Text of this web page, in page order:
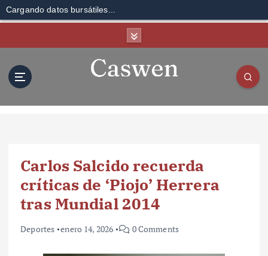
Cargando datos bursátiles...
Carlos Salcido recuerda
críticas de ‘Piojo’ Herrera
tras Mundial 2014
Deportes enero 14, 2026 0 Comments